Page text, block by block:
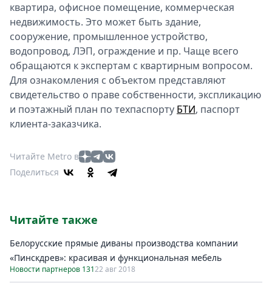
квартира, офисное помещение, коммерческая
недвижимость. Это может быть здание,
сооружение, промышленное устройство,
водопровод, ЛЭП, ограждение и пр. Чаще всего
обращаются к экспертам с квартирным вопросом.
Для ознакомления с объектом представляют
свидетельство о праве собственности, экспликацию
и поэтажный план по техпаспорту БТИ, паспорт
клиента-заказчика.
Читайте Metro в
Поделиться
Читайте также
Белорусские прямые диваны производства компании
«Пинскдрев»: красивая и функциональная мебель
Новости партнеров 13122 авг 2018